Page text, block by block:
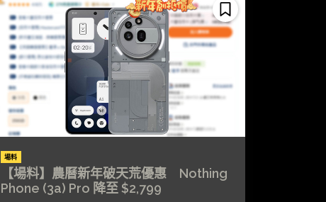
場料
【場料】農曆新年破天荒優惠 Nothing
Phone (3a) Pro 降至 $2,799